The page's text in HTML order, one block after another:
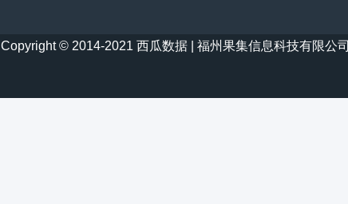
Copyright © 2014-2021 西瓜数据 | 福州果集信息科技有限公司